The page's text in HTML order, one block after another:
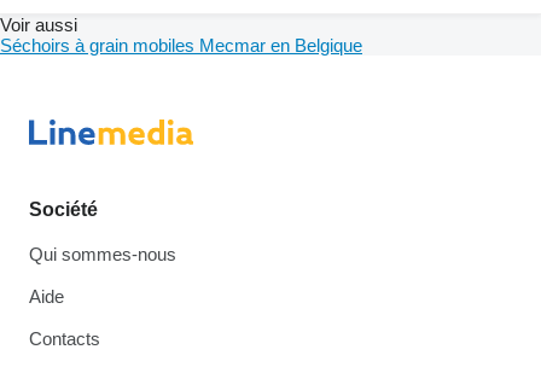
Voir aussi
Séchoirs à grain mobiles Mecmar en Belgique
Société
Qui sommes-nous
Aide
Contacts